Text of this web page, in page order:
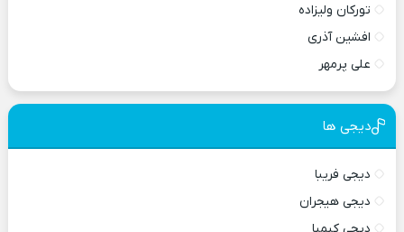
تورکان ولیزاده
افشین آذری
علی پرمهر
دیجی ها
دیجی فریبا
دیجی هیجران
دیجی کیمیا